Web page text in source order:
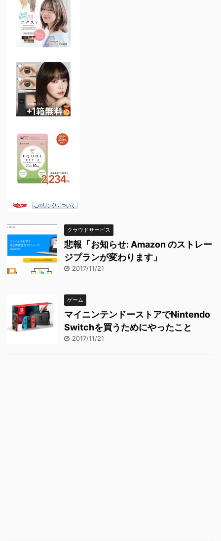
クラウドサービス
悲報「お知らせ: Amazon のストレー
ジプランが変わります」
2017/11/21
ゲーム
マイニンテンドーストアでNintendo
Switchを買うためにやったこと
2017/11/21